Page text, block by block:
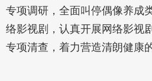
专项调研，全面叫停偶像养成
络影视剧，认真开展网络影视
专项清查，着力营造清朗健康